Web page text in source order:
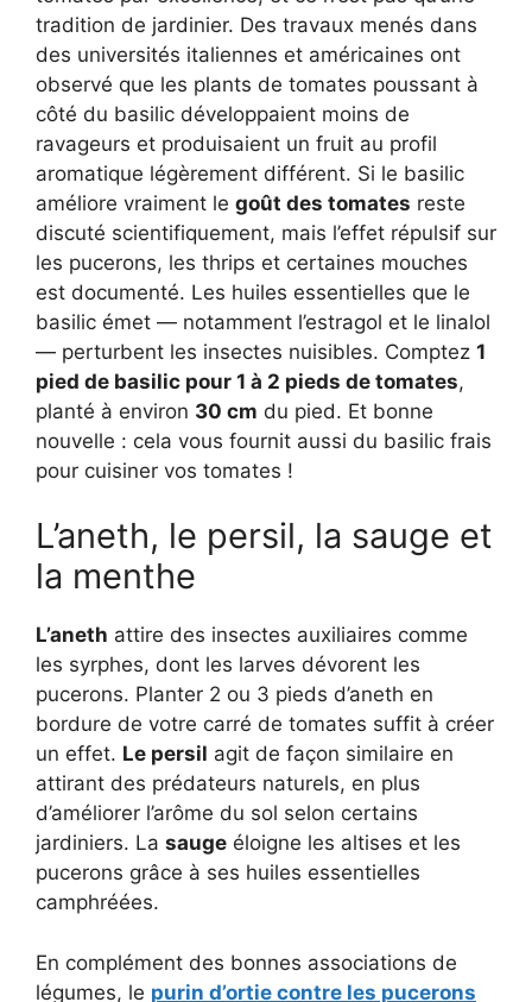
tradition de jardinier. Des travaux menés dans
des universités italiennes et américaines ont
observé que les plants de tomates poussant à
côté du basilic développaient moins de
ravageurs et produisaient un fruit au profil
aromatique légèrement différent. Si le basilic
améliore vraiment le goût des tomates reste
discuté scientifiquement, mais l’effet répulsif sur
les pucerons, les thrips et certaines mouches
est documenté. Les huiles essentielles que le
basilic émet — notamment l’estragol et le linalol
— perturbent les insectes nuisibles. Comptez 1
pied de basilic pour 1 à 2 pieds de tomates,
planté à environ 30 cm du pied. Et bonne
nouvelle : cela vous fournit aussi du basilic frais
pour cuisiner vos tomates !
L’aneth, le persil, la sauge et
la menthe
L’aneth attire des insectes auxiliaires comme
les syrphes, dont les larves dévorent les
pucerons. Planter 2 ou 3 pieds d’aneth en
bordure de votre carré de tomates suffit à créer
un effet. Le persil agit de façon similaire en
attirant des prédateurs naturels, en plus
d’améliorer l’arôme du sol selon certains
jardiniers. La sauge éloigne les altises et les
pucerons grâce à ses huiles essentielles
camphréées.
En complément des bonnes associations de
légumes, le purin d’ortie contre les pucerons